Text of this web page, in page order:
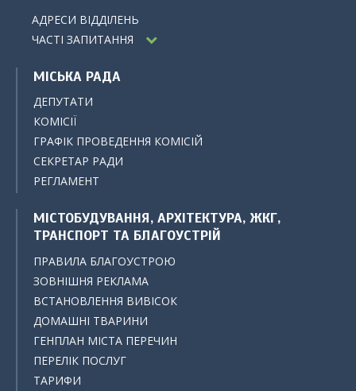
АДРЕСИ ВІДДІЛЕНЬ
ЧАСТІ ЗАПИТАННЯ
МІСЬКА РАДА
ДЕПУТАТИ
КОМІСІЇ
ГРАФІК ПРОВЕДЕННЯ КОМІСІЙ
СЕКРЕТАР РАДИ
РЕГЛАМЕНТ
МІСТОБУДУВАННЯ, АРХІТЕКТУРА, ЖКГ,
ТРАНСПОРТ ТА БЛАГОУСТРІЙ
ПРАВИЛА БЛАГОУСТРОЮ
ЗОВНІШНЯ РЕКЛАМА
ВСТАНОВЛЕННЯ ВИВІСОК
ДОМАШНІ ТВАРИНИ
ГЕНПЛАН МІСТА ПЕРЕЧИН
ПЕРЕЛІК ПОСЛУГ
ТАРИФИ